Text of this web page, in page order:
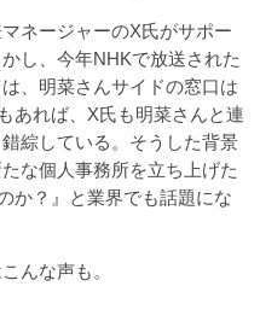
ネージャーのX氏がサポー
し、今年NHKで放送された
、明菜さんサイドの窓口は
あれば、X氏も明菜さんと連
綜している。そうした背景
な個人事務所を立ち上げた
か？』と業界でも話題にな
んな声も。